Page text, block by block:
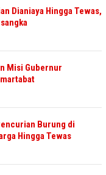
Dianiaya Hingga Tewas,
Misi Gubernur
Burung di
Hingga Tewas